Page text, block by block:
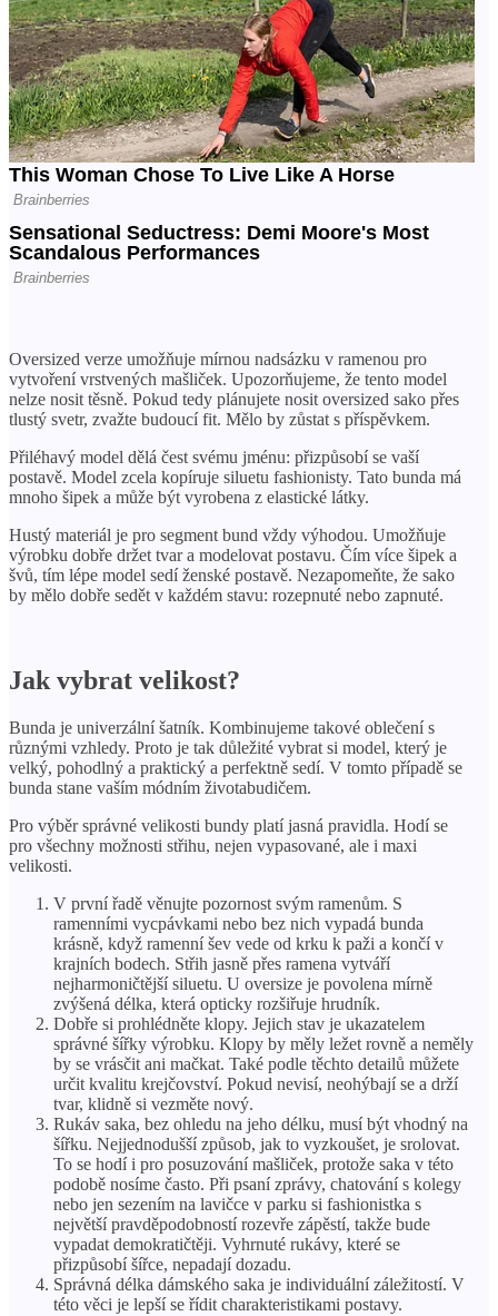
Oversized verze umožňuje mírnou nadsázku v ramenou pro
vytvoření vrstvených mašliček. Upozorňujeme, že tento model
nelze nosit těsně. Pokud tedy plánujete nosit oversized sako přes
tlustý svetr, zvažte budoucí fit. Mělo by zůstat s příspěvkem.
Přiléhavý model dělá čest svému jménu: přizpůsobí se vaší
postavě. Model zcela kopíruje siluetu fashionisty. Tato bunda má
mnoho šipek a může být vyrobena z elastické látky.
Hustý materiál je pro segment bund vždy výhodou. Umožňuje
výrobku dobře držet tvar a modelovat postavu. Čím více šipek a
švů, tím lépe model sedí ženské postavě. Nezapomeňte, že sako
by mělo dobře sedět v každém stavu: rozepnuté nebo zapnuté.
Jak vybrat velikost?
Bunda je univerzální šatník. Kombinujeme takové oblečení s
různými vzhledy. Proto je tak důležité vybrat si model, který je
velký, pohodlný a praktický a perfektně sedí. V tomto případě se
bunda stane vaším módním životabudičem.
Pro výběr správné velikosti bundy platí jasná pravidla. Hodí se
pro všechny možnosti střihu, nejen vypasované, ale i maxi
velikosti.
V první řadě věnujte pozornost svým ramenům. S
ramenními vycpávkami nebo bez nich vypadá bunda
krásně, když ramenní šev vede od krku k paži a končí v
krajních bodech. Střih jasně přes ramena vytváří
nejharmoničtější siluetu. U oversize je povolena mírně
zvýšená délka, která opticky rozšiřuje hrudník.
Dobře si prohlédněte klopy. Jejich stav je ukazatelem
správné šířky výrobku. Klopy by měly ležet rovně a neměly
by se vrásčit ani mačkat. Také podle těchto detailů můžete
určit kvalitu krejčovství. Pokud nevisí, neohýbají se a drží
tvar, klidně si vezměte nový.
Rukáv saka, bez ohledu na jeho délku, musí být vhodný na
šířku. Nejjednodušší způsob, jak to vyzkoušet, je srolovat.
To se hodí i pro posuzování mašliček, protože saka v této
podobě nosíme často. Při psaní zprávy, chatování s kolegy
nebo jen sezením na lavičce v parku si fashionistka s
největší pravděpodobností rozevře zápěstí, takže bude
vypadat demokratičtěji. Vyhrnuté rukávy, které se
přizpůsobí šířce, nepadají dozadu.
Správná délka dámského saka je individuální záležitostí. V
této věci je lepší se řídit charakteristikami postavy.